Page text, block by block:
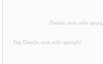
Datola, non solo
Tag Datola, non solo spurghi